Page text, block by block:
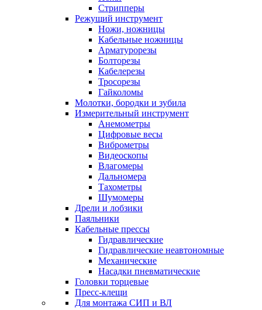
Стрипперы
Режущий инструмент
Ножи, ножницы
Кабельные ножницы
Арматурорезы
Болторезы
Кабелерезы
Тросорезы
Гайколомы
Молотки, бородки и зубила
Измерительный инструмент
Анемометры
Цифровые весы
Виброметры
Видеоскопы
Влагомеры
Дальномера
Тахометры
Шумомеры
Дрели и лобзики
Паяльники
Кабельные прессы
Гидравлические
Гидравлические неавтономные
Механические
Насадки пневматические
Головки торцевые
Пресс-клещи
Для монтажа СИП и ВЛ